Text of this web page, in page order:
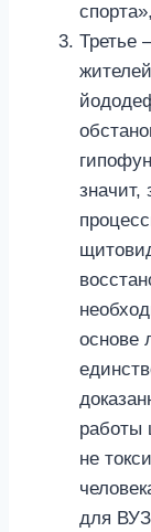
Третье
основе
работы
не
для